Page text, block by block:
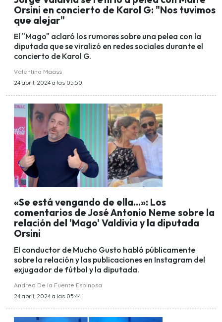
Orsini en concierto de Karol G: "Nos tuvimos
que alejar"
El "Mago" aclaró los rumores sobre una pelea con la
diputada que se viralizó en redes sociales durante el
concierto de Karol G.
Valentina Maass
24 abril, 2024 a las 05:50
«Se está vengando de ella...»: Los
comentarios de José Antonio Neme sobre la
relación del 'Mago' Valdivia y la diputada
Orsini
El conductor de Mucho Gusto habló públicamente
sobre la relación y las publicaciones en Instagram del
exjugador de fútbol y la diputada.
Andrea De la Fuente Espinosa
24 abril, 2024 a las 05:44